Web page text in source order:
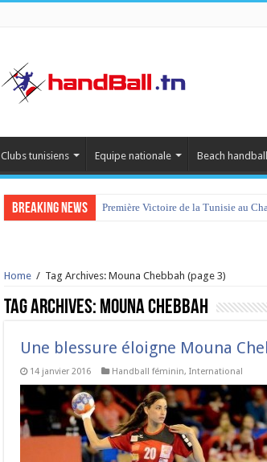
Clubs tunisiens Equipe nationale Beach handball
Breaking News Première Victoire de la Tunisie au
tournoi international Hammamet
Home / Tag Archives: Mouna Chebbah (page 3)
Tag Archives: Mouna Chebbah
Une blessure éloigne Mouna
14 janvier 2016 Handball féminin, International